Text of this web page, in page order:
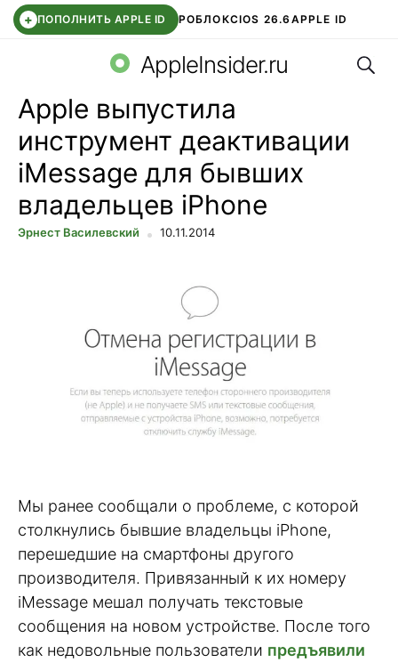
+ ПОПОЛНИТЬ APPLE ID РОБЛОКСIOS 26.6 APPLE ID
WHATSAPP DDE STOREAPP STOREOZON БАНК
AppleInsider.ru
Apple выпустила
инструмент деактивации
iMessage для бывших
владельцев iPhone
Эрнест Василевский 10.11.2014
Мы ранее сообщали о проблеме, с которой
столкнулись бывшие владельцы iPhone,
перешедшие на смартфоны другого
производителя. Привязанный к их номеру
iMessage мешал получать текстовые
сообщения на новом устройстве. После того
как недовольные пользователи предъявили